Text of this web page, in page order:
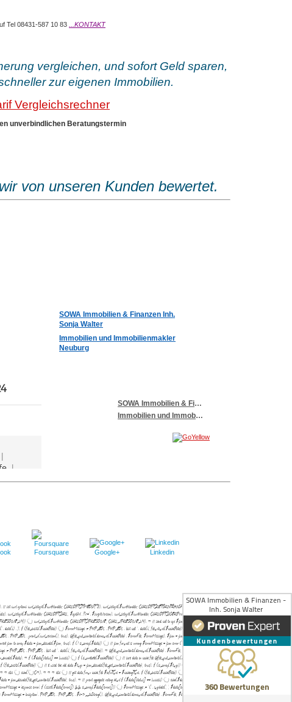
Tel 08431-587 10 83 ...KONTAKT
vergleichen, und sofort Geld sparen,
zur eigenen Immobilien.
Vergleichsrechner
unverbindlichen Beratungstermin
von unseren Kunden bewertet.
SOWA Immobilien & Finanzen Inh.
Sonja Walter
Immobilien und Immobilienmakler
Neuburg
SOWA Immobilien & Finanzen Inh. Sonja Walter
Immobilien und Immobilienmakler Neuburg
Foursquare Google+ Linkedin
set curl options curl_setopt($curlHandler, CURLOPT_TIMEOUT, 3); curl_setopt($curlHandler, CURLOPT_RETURNTRANSFER, true);
curl_setopt($curlHandler, CURLOPT_URL, $apiUrl . '?v=' . $scriptVersion); curl_setopt($curlHandler, CURLOPT_USERPWD, $yourApiId . ':' . $yourAPIKey);
{ curl_setopt($curlHandler, CURLOPT_IPRESOLVE, CURL_IPRESOLVE_V4); } // send call to api $json = curl_exec($curlHandler); if
. ')'; if (file_exists($cachePath)) { $errorMessage .= PHP_EOL . PHP_EOL . 'last call: ' . date('c', filemtime($cachePath)); } $errorMessage .= PHP_EOL .
. PHP_EOL . print_r(curl_version(), true); @file_put_contents(dirname($cachePath) . $errorFile, $errorMessage); $json = json_encode(array('status' => 'error',
json to array $data = json_decode($json, true); if (! is_array($data)) { // json format is wrong $errorMessage = 'json error (' . date('c') . ')' . PHP_EOL .
PHP_EOL . PHP_EOL . 'last call: ' . date('c', filemtime($cachePath)); } @file_put_contents(dirname($cachePath) . $errorFile, $errorMessage); $data =
} if ($data['status'] == 'success') { if (is_writable($cachePath)) { // save data in cache file @file_put_contents($cachePath, $json); } else {
{ // it used the old data $tmp = json_decode(file_get_contents($cachePath), true); if (is_array($tmp)) { $data = $tmp;
} } else { echo('{C}'); } } } else { // get data from cache file $infoTime = $cachingTime; if (file_exists($cachePath)) { $infoTime = ($cachingTime -
= json_decode(file_get_contents($cachePath), true); } // print aggregate rating html if ($data['status'] == 'success') { echo($data['aggregateRating']); } else {
= 'response error'; if (isset($data['errors']) && is_array($data['errors'])) { $errorMessage .= ' (' . implode(', ', $data['errors']) . ')'; } $errorMessage .= '
= 'exception' . PHP_EOL . PHP_EOL . $e->__toString(); @file_put_contents(dirname($cachePath) . $errorFile, $errorMessage); echo('